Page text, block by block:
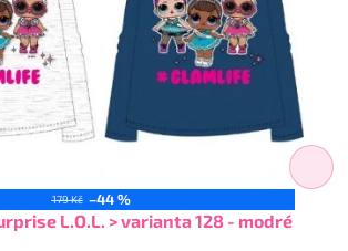
179 Kč –44 %
L.O.L. > varianta 128 - modré